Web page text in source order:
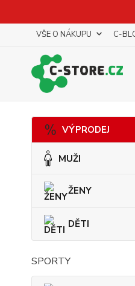
VŠE O NÁKUPU C-
VÝPRODEJ
MUŽI
ŽENY
DĚTI
SPORTY